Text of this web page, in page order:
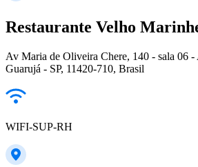
Restaurante Velho
Av Maria de Oliveira Chere, 140 - sala 06
Guarujá - SP, 11420-710, Brasil
WIFI-SUP-RH